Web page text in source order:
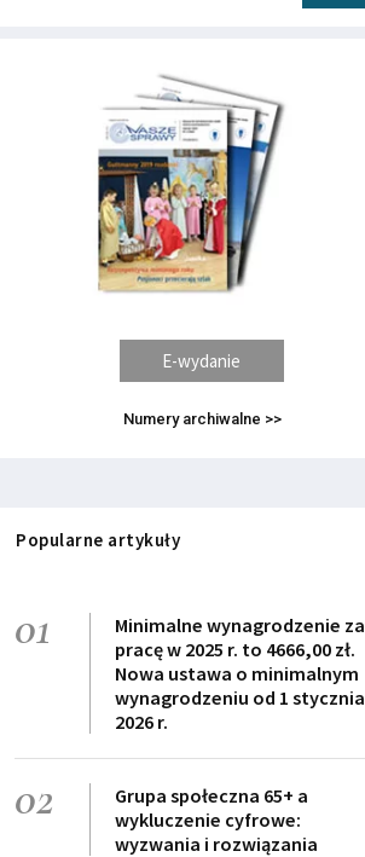
E-wydanie
Numery archiwalne >>
Popularne artykuły
01
Minimalne wynagrodzenie za
pracę w 2025 r. to 4666,00 zł.
Nowa ustawa o minimalnym
wynagrodzeniu od 1 stycznia
2026 r.
02
Grupa społeczna 65+ a
wykluczenie cyfrowe:
wyzwania i rozwiązania